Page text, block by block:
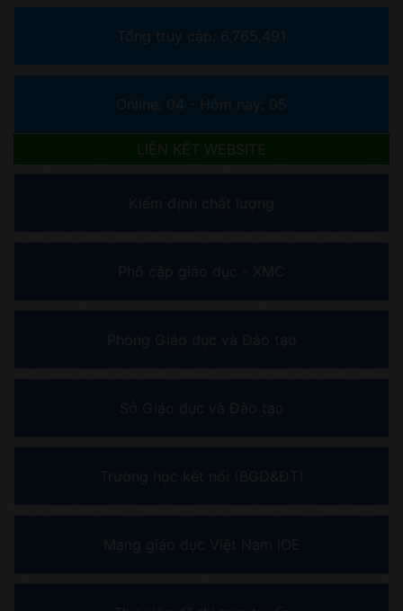
Tổng truy cập: 6,765,491
Online: 04 - Hôm nay: 05
LIÊN KẾT WEBSITE